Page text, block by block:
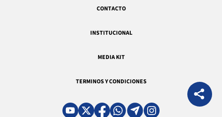
CONTACTO
INSTITUCIONAL
MEDIA KIT
TERMINOS Y CONDICIONES